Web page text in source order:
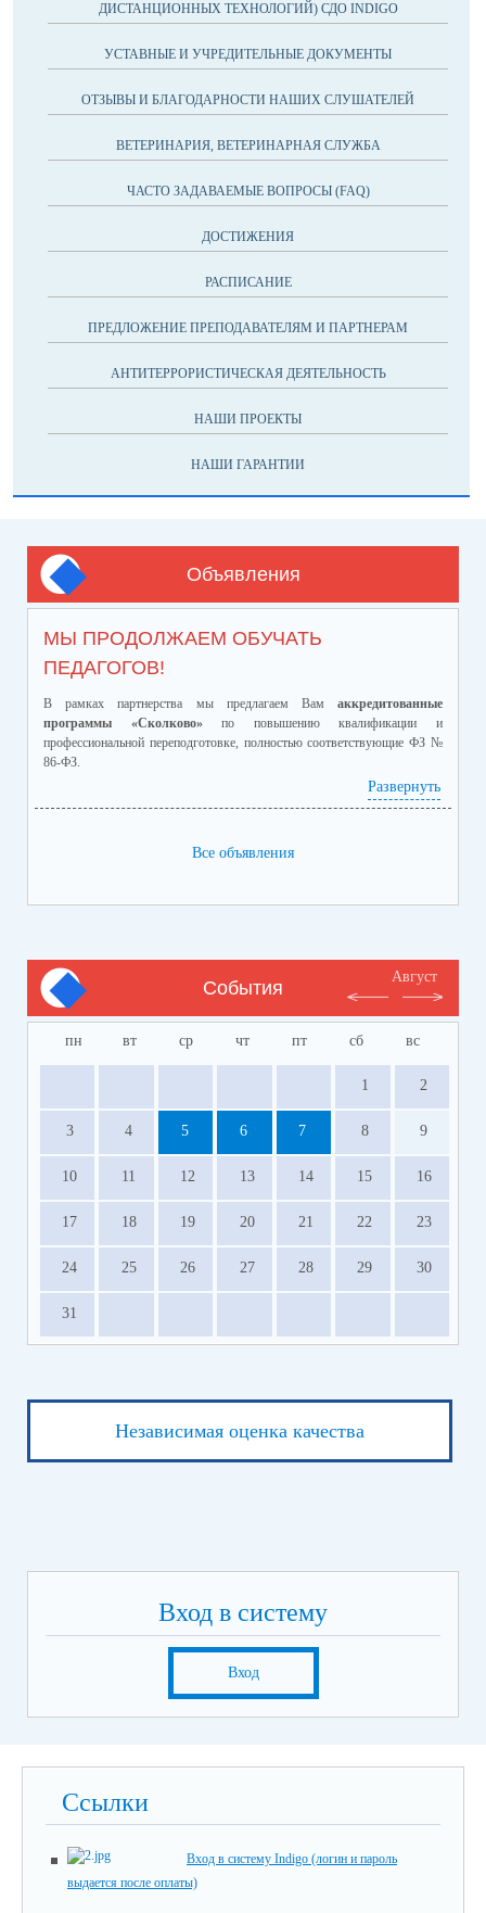
ДИСТАНЦИОННЫХ ТЕХНОЛОГИЙ) СДО INDIGO
УСТАВНЫЕ И УЧРЕДИТЕЛЬНЫЕ ДОКУМЕНТЫ
ОТЗЫВЫ И БЛАГОДАРНОСТИ НАШИХ СЛУШАТЕЛЕЙ
ВЕТЕРИНАРИЯ, ВЕТЕРИНАРНАЯ СЛУЖБА
ЧАСТО ЗАДАВАЕМЫЕ ВОПРОСЫ (FAQ)
ДОСТИЖЕНИЯ
РАСПИСАНИЕ
ПРЕДЛОЖЕНИЕ ПРЕПОДАВАТЕЛЯМ И ПАРТНЕРАМ
АНТИТЕРРОРИСТИЧЕСКАЯ ДЕЯТЕЛЬНОСТЬ
НАШИ ПРОЕКТЫ
НАШИ ГАРАНТИИ
Объявления
МЫ ПРОДОЛЖАЕМ ОБУЧАТЬ
ПЕДАГОГОВ!
В рамках партнерства мы предлагаем Вам аккредитованные
программы «Сколково»по повышению квалификации и
профессиональной переподготовке, полностью соответствующие ФЗ №
86-ФЗ.
Ознакомиться с программами и ценами можно в
приложенном файле.
Развернуть
Все объявления
События
Август
пн вт ср чт пт сб вс
1 2
3 4 5 6 7 8 9
10 11 12 13 14 15 16
17 18 19 20 21 22 23
24 25 26 27 28 29 30
31
Независимая оценка качества
Вход в систему
Вход
Ссылки
Вход в систему Indigo (логин и пароль
выдается после оплаты)